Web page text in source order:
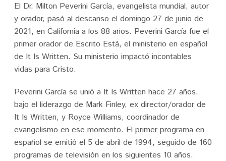
El Dr. Milton Peverini García, evangelista mundial, autor
y orador, pasó al descanso el domingo 27 de junio de
2021, en California a los 88 años. Peverini García fue el
primer orador de Escrito Está, el ministerio en español
de It Is Written. Su ministerio impactó incontables
vidas para Cristo.
Peverini García se unió a It Is Written hace 27 años,
bajo el liderazgo de Mark Finley, ex director/orador de
It Is Written, y Royce Williams, coordinador de
evangelismo en ese momento. El primer programa en
español se emitió el 5 de abril de 1994, seguido de 160
programas de televisión en los siguientes 10 años.